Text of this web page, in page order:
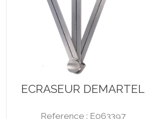
ECRASEUR DEMARTEL
Reference : E063397